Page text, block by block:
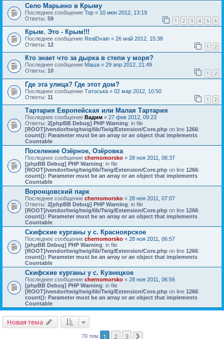
Село Марьино в Крыму
Последнее сообщение Тор « 10 июн 2012, 13:19
Ответы: 59 1 2 3 4 5 6
Крым. Это - Крым!!!
Последнее сообщение RealDvain « 26 май 2012, 15:38
Ответы: 12 1 2
Кто знает что за дырка в степи у моря?
Последнее сообщение Маша « 29 апр 2012, 21:49
Ответы: 10 1 2
Где эта улица? Где этот дом?
Последнее сообщение Татоська « 02 мар 2012, 10:50
Ответы: 11 1 2
Тартария Европейская или Малая Тартария
Последнее сообщение Вадим « 27 фев 2012, 09:23
Ответы: 2[phpBB Debug] PHP Warning: in file
[ROOT]/vendor/twig/twig/lib/Twig/Extension/Core.php on line 1266:
count(): Parameter must be an array or an object that implements
Countable
Поселение Озёрное, Озёровка
Последнее сообщение chernomorsko « 28 ноя 2011, 08:37
[phpBB Debug] PHP Warning: in file
[ROOT]/vendor/twig/twig/lib/Twig/Extension/Core.php on line 1266:
count(): Parameter must be an array or an object that implements
Countable
Воронцовский парк
Последнее сообщение chernomorsko « 28 ноя 2011, 07:07
Ответы: 2[phpBB Debug] PHP Warning: in file
[ROOT]/vendor/twig/twig/lib/Twig/Extension/Core.php on line 1266:
count(): Parameter must be an array or an object that implements
Countable
Скифские курганы у с. Красноярское
Последнее сообщение chernomorsko « 28 ноя 2011, 06:57
[phpBB Debug] PHP Warning: in file
[ROOT]/vendor/twig/twig/lib/Twig/Extension/Core.php on line 1266:
count(): Parameter must be an array or an object that implements
Countable
Скифские курганы у с. Кузнецкое
Последнее сообщение chernomorsko « 28 ноя 2011, 06:56
[phpBB Debug] PHP Warning: in file
[ROOT]/vendor/twig/twig/lib/Twig/Extension/Core.php on line 1266:
count(): Parameter must be an array or an object that implements
Countable
Новая тема
70 тем 1 2 3